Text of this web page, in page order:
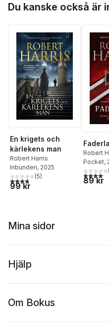
Du kanske också är
En krigets och
kärlekens man
Robert Harris
Inbunden, 2025
3,8utav 5 stjärnor. Totalt antal
(5)
99 kr
Robert
Pocket,
4,1utav 5(
89 kr
Mina sidor
Hjälp
Om Bokus